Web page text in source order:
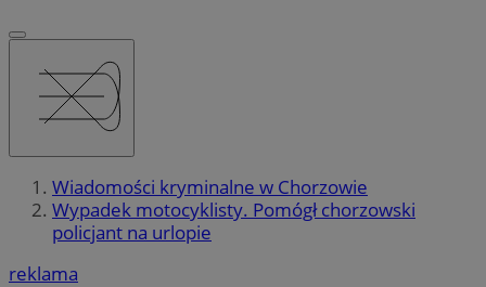
Wiadomości kryminalne w Chorzowie
Wypadek motocyklisty. Pomógł chorzowski
policjant na urlopie
reklama